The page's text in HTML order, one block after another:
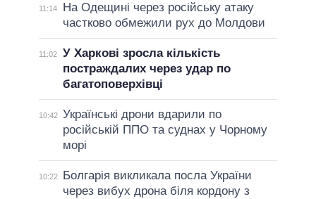
11:14
На Одещині через російську атаку
частково обмежили рух до Молдови
11:02
У Харкові зросла кількість
постраждалих через удар по
багатоповерхівці
10:42 Українські дрони вдарили по
російській ППО та суднах у Чорному
морі
10:22
Болгарія викликала посла України
через вибух дрона біля кордону з